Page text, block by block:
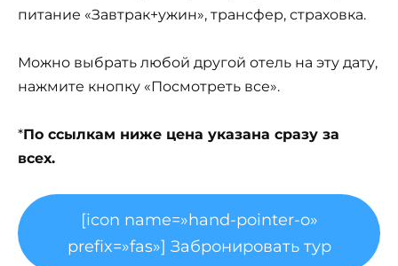
питание «Завтрак+ужин», трансфер, страховка.
Можно выбрать любой другой отель на эту дату,
нажмите кнопку «Посмотреть все».
*По ссылкам ниже цена указана сразу за
всех.
[icon name=»hand-pointer-o»
prefix=»fas»] Забронировать тур